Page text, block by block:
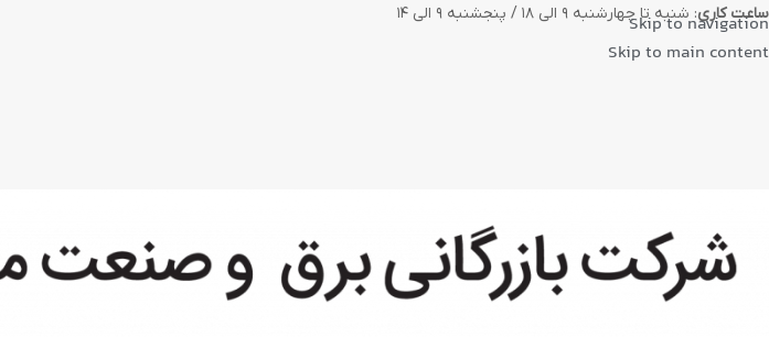
Skip to navigation
Skip to main content
ساعت کاری: شنبه تا چهارشنبه ۹ الی ۱۸ / پنجشنبه ۹ الی ۱۴